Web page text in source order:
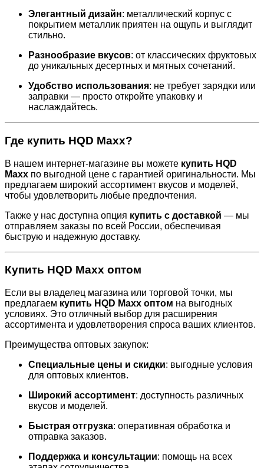
Элегантный дизайн: металлический корпус с
покрытием металлик приятен на ощупь и выглядит
стильно.
Разнообразие вкусов: от классических фруктовых
до уникальных десертных и мятных сочетаний.
Удобство использования: не требует зарядки или
заправки — просто откройте упаковку и
наслаждайтесь.
Где купить HQD Maxx?
В нашем интернет-магазине вы можете купить HQD
Maxx по выгодной цене с гарантией оригинальности. Мы
предлагаем широкий ассортимент вкусов и моделей,
чтобы удовлетворить любые предпочтения.
Также у нас доступна опция купить с доставкой — мы
отправляем заказы по всей России, обеспечивая
быструю и надежную доставку.
Купить HQD Maxx оптом
Если вы владелец магазина или торговой точки, мы
предлагаем купить HQD Maxx оптом на выгодных
условиях. Это отличный выбор для расширения
ассортимента и удовлетворения спроса ваших клиентов.
Преимущества оптовых закупок:
Специальные цены и скидки: выгодные условия
для оптовых клиентов.
Широкий ассортимент: доступность различных
вкусов и моделей.
Быстрая отгрузка: оперативная обработка и
отправка заказов.
Поддержка и консультации: помощь на всех